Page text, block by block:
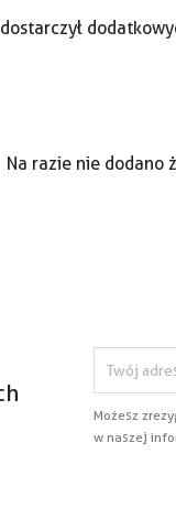
Na razie nie dodano
Możesz
w naszej